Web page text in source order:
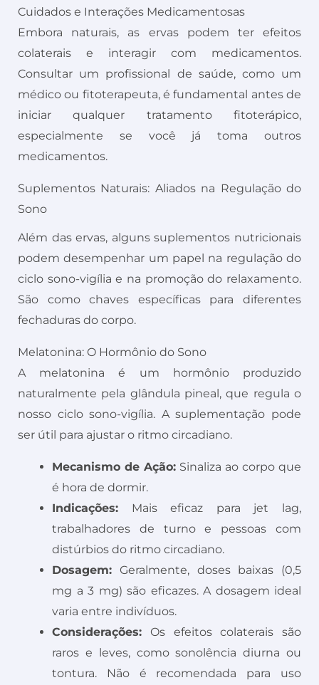
Cuidados e Interações Medicamentosas
Embora naturais, as ervas podem ter efeitos
colaterais e interagir com medicamentos.
Consultar um profissional de saúde, como um
médico ou fitoterapeuta, é fundamental antes de
iniciar qualquer tratamento fitoterápico,
especialmente se você já toma outros
medicamentos.
Suplementos Naturais: Aliados na Regulação do
Sono
Além das ervas, alguns suplementos nutricionais
podem desempenhar um papel na regulação do
ciclo sono-vigília e na promoção do relaxamento.
São como chaves específicas para diferentes
fechaduras do corpo.
Melatonina: O Hormônio do Sono
A melatonina é um hormônio produzido
naturalmente pela glândula pineal, que regula o
nosso ciclo sono-vigília. A suplementação pode
ser útil para ajustar o ritmo circadiano.
Mecanismo de Ação: Sinaliza ao corpo que
é hora de dormir.
Indicações: Mais eficaz para jet lag,
trabalhadores de turno e pessoas com
distúrbios do ritmo circadiano.
Dosagem: Geralmente, doses baixas (0,5
mg a 3 mg) são eficazes. A dosagem ideal
varia entre indivíduos.
Considerações: Os efeitos colaterais são
raros e leves, como sonolência diurna ou
tontura. Não é recomendada para uso